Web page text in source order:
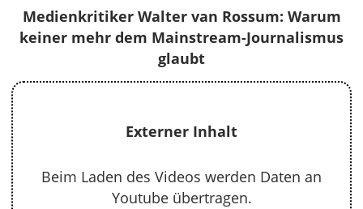
Medienkritiker Walter van Rossum: Warum
keiner mehr dem Mainstream-Journalismus
glaubt
Externer Inhalt
Beim Laden des Videos werden Daten an
Youtube übertragen.